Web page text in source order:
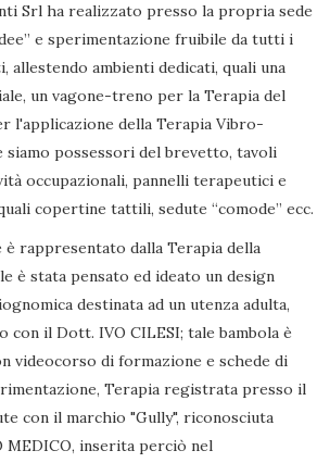
Srl ha realizzato presso la propria sede
e sperimentazione fruibile da tutti i
ambienti dedicati, quali una
un vagone-treno per la Terapia del
l'applicazione della Terapia Vibro-
siamo possessori del brevetto, tavoli
occupazionali, pannelli terapeutici e
copertine tattili, sedute “comode” ecc.
rappresentato dalla Terapia della
è stata pensato ed ideato un design
destinata ad un utenza adulta,
il Dott. IVO CILESI; tale bambola è
videocorso di formazione e schede di
Terapia registrata presso il
con il marchio "Gully", riconosciuta
MEDICO, inserita perciò nel